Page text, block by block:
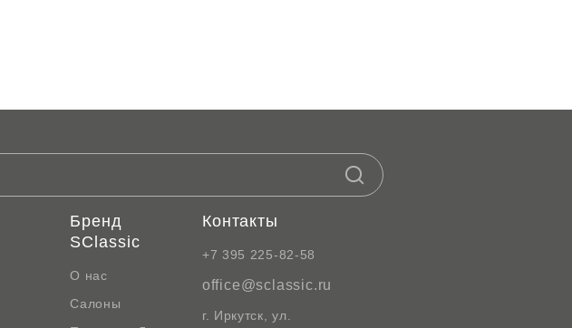
Бренд
SClassic
О нас
Салоны
Контакты
+7 395 225-82-58
office@sclassic.ru
г. Иркутск, ул.